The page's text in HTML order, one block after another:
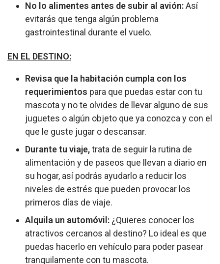
No lo alimentes antes de subir al avión:Así
evitarás que tenga algún problema
gastrointestinal durante el vuelo.
EN EL DESTINO:
Revisa que la habitación cumpla con los
requerimientos para que puedas estar con tu
mascota y no te olvides de llevar alguno de sus
juguetes o algún objeto que ya conozca y con el
que le guste jugar o descansar.
Durante tu viaje,trata de seguir la rutina de
alimentación y de paseos que llevan a diario en
su hogar, así podrás ayudarlo a reducir los
niveles de estrés que pueden provocar los
primeros días de viaje.
Alquila un automóvil: ¿Quieres conocer los
atractivos cercanos al destino? Lo ideal es que
puedas hacerlo en vehículo para poder pasear
tranquilamente con tu mascota.